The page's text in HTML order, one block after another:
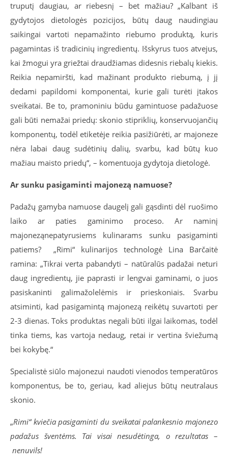
truputį daugiau, ar riebesnį – bet mažiau? „Kalbant iš
gydytojos dietologės pozicijos, būtų daug naudingiau
saikingai vartoti nepamažinto riebumo produktą, kuris
pagamintas iš tradicinių ingredientų. Išskyrus tuos atvejus,
kai žmogui yra griežtai draudžiamas didesnis riebalų kiekis.
Reikia nepamiršti, kad mažinant produkto riebumą, į jį
dedami papildomi komponentai, kurie gali turėti įtakos
sveikatai. Be to, pramoniniu būdu gamintuose padažuose
gali būti nemažai priedų: skonio stipriklių, konservuojančių
komponentų, todėl etiketėje reikia pasižiūrėti, ar majoneze
nėra labai daug sudėtinių dalių, svarbu, kad būtų kuo
mažiau maisto priedų“, – komentuoja gydytoja dietologė.
Ar sunku pasigaminti majonezą namuose?
Padažų gamyba namuose daugelį gali gąsdinti dėl ruošimo
laiko ar paties gaminimo proceso. Ar naminį
majoneząnepatyrusiems kulinarams sunku pasigaminti
patiems?
„Rimi“ kulinarijos technologė Lina Barčaitė
ramina: „Tikrai verta pabandyti – natūralūs padažai neturi
daug ingredientų, jie paprasti ir lengvai gaminami, o juos
pasiskaninti galimažolelėmis ir prieskoniais. Svarbu
atsiminti, kad pasigamintą majonezą reikėtų suvartoti per
2-3 dienas. Toks produktas negali būti ilgai laikomas, todėl
tinka tiems, kas vartoja nedaug, retai ir vertina šviežumą
bei kokybę.“
Specialistė siūlo majonezui naudoti vienodos temperatūros
komponentus, be to, geriau, kad aliejus būtų neutralaus
skonio.
„Rimi“ kviečia pasigaminti du sveikatai palankesnio majonezo
padažus šventėms. Tai visai nesudėtinga, o rezultatas –
nenuvils!